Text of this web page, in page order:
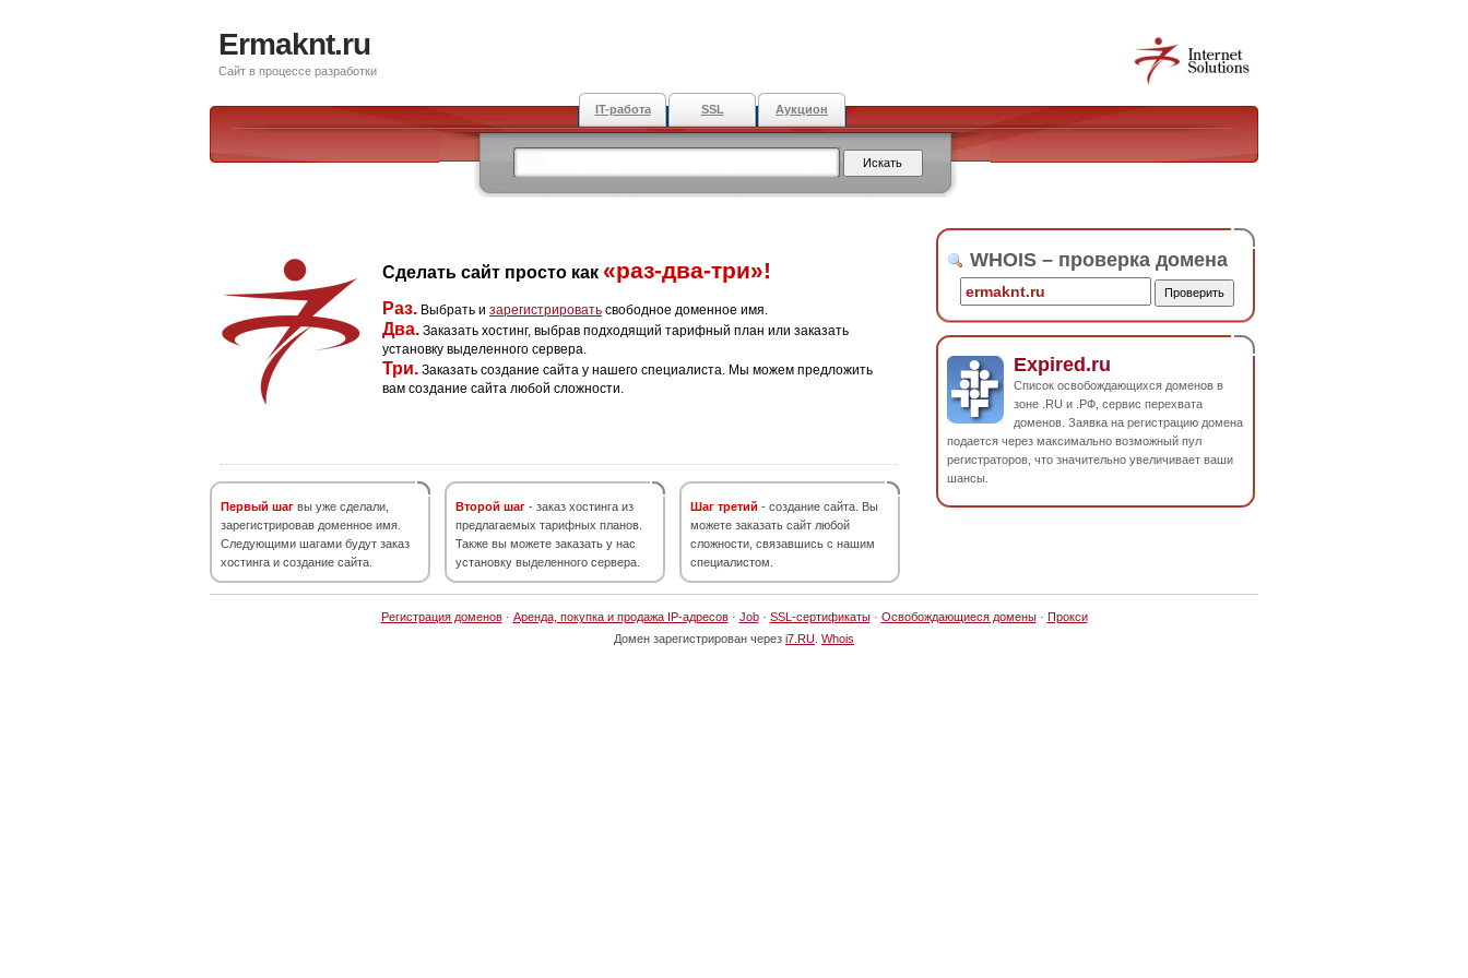
Ermaknt.ru
Сайт в процессе разработки
IT-работа SSL Аукцион
Сделать сайт просто как «раз-два-три»!
Раз. Выбрать и зарегистрировать свободное доменное имя.
Два. Заказать хостинг, выбрав подходящий тарифный план или заказать
установку выделенного сервера.
Три. Заказать создание сайта у нашего специалиста. Мы можем предложить
вам создание сайта любой сложности.
Первый шаг вы уже сделали,
зарегистрировав доменное имя.
Следующими шагами будут заказ
хостинга и создание сайта.
Второй шаг - заказ хостинга из
предлагаемых тарифных планов.
Также вы можете заказать у нас
установку выделенного сервера.
Шаг третий - создание сайта. Вы
можете заказать сайт любой
сложности, связавшись с нашим
специалистом.
WHOIS – проверка домена
Expired.ru
Список освобождающихся доменов в
зоне .RU и .РФ, сервис перехвата
доменов. Заявка на регистрацию домена
подается через максимально возможный пул
регистраторов, что значительно увеличивает ваши
шансы.
Регистрация доменов· Аренда, покупка и продажа IP-адресов· Job· SSL-сертификаты· Освобождающиеся домены· Прокси
Домен зарегистрирован через i7.RU Whois